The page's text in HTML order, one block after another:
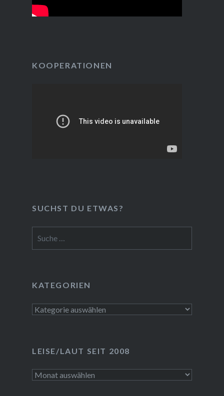
KOOPERATIONEN
SUCHST DU ETWAS?
nach:
KATEGORIEN
Kategorien
LEISE/LAUT SEIT 2008
LEISE/laut